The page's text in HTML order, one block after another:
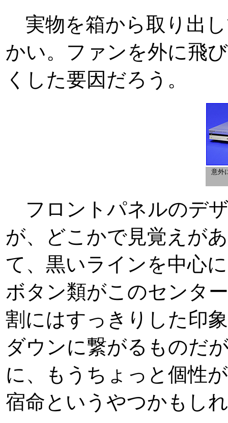
実物を箱から取り出
かい。ファンを外に飛
くした要因だろう。
意外
フロントパネルのデ
が、どこかで見覚えが
て、黒いラインを中心
ボタン類がこのセンタ
割にはすっきりした印
ダウンに繋がるものだ
に、もうちょっと個性
宿命というやつかもし